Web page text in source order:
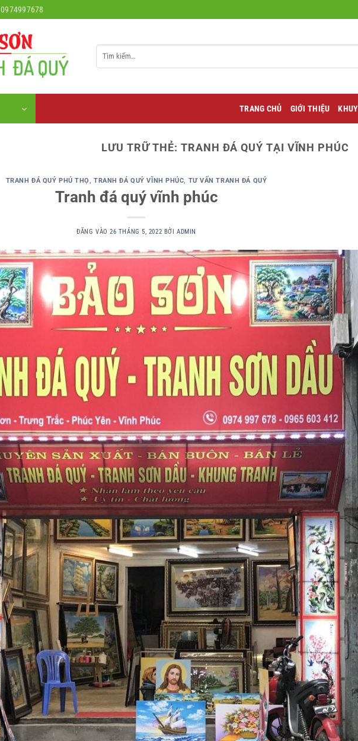
0974997678
kiếm:
TRANG CHỦ GIỚI THIỆU
LƯU TRỮ THẺ:TRANH ĐÁ QUÝ TẠI VĨNH PHÚC
TRANH ĐÁ QUÝ PHÚ THỌ,TRANH ĐÁ QUÝ VĨNH PHÚC, TƯ VẤN TRANH ĐÁ QUÝ
Tranh đá quý vĩnh phúc
ĐĂNG VÀO26 THÁNG 5, 2022 BỞI ADMIN